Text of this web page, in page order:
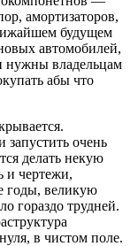
амортизаторов,
будущем
автомобилей,
нужны владельцам
абы что
очень
делать некую
и чертежи,
годы, великую
гораздо трудней.
в чистом поле.